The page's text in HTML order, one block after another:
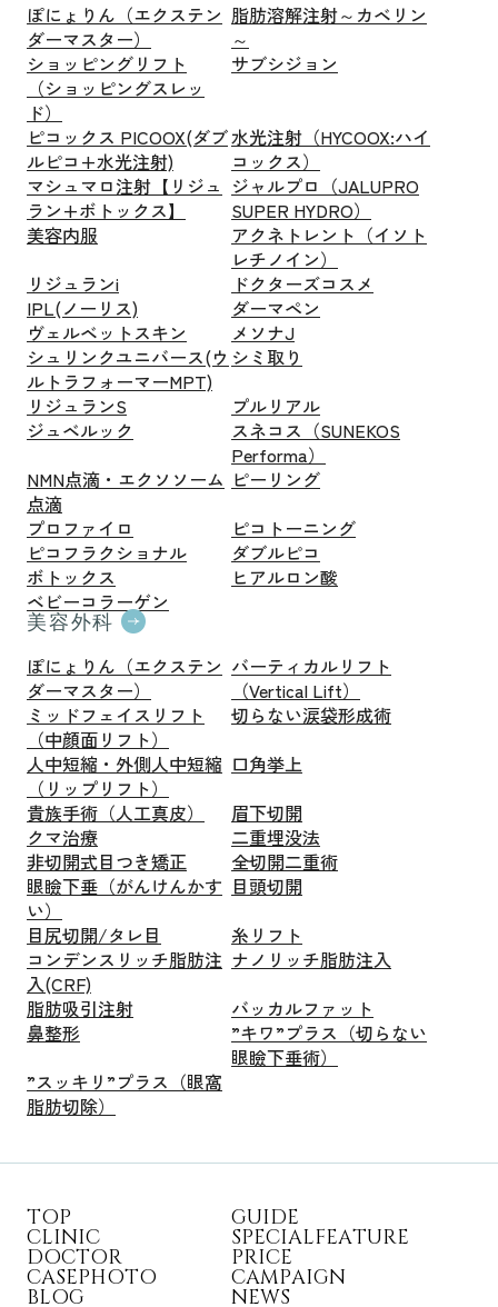
ぽにょりん（エクステン
ダーマスター）
脂肪溶解注射～カベリン
～
ショッピングリフト
（ショッピングスレッ
ド）
サブシジョン
ピコックス PICOOX(ダブ
ルピコ+水光注射)
水光注射（HYCOOX:ハイ
コックス）
マシュマロ注射【リジュ
ラン+ボトックス】
ジャルプロ（JALUPRO
SUPER HYDRO）
美容内服
アクネトレント（イソト
レチノイン）
リジュランi
ドクターズコスメ
IPL(ノーリス)
ダーマペン
ヴェルベットスキン
メソナJ
シュリンクユニバース(ウ
ルトラフォーマーMPT)
シミ取り
リジュランS
プルリアル
ジュベルック
スネコス（SUNEKOS
Performa）
NMN点滴・エクソソーム
点滴
ピーリング
プロファイロ
ピコトーニング
ピコフラクショナル
ダブルピコ
ボトックス
ヒアルロン酸
ベビーコラーゲン
美容外科
ぽにょりん（エクステン
ダーマスター）
バーティカルリフト
（Vertical Lift）
ミッドフェイスリフト
（中顔面リフト）
切らない涙袋形成術
人中短縮・外側人中短縮
（リップリフト）
口角挙上
貴族手術（人工真皮）
眉下切開
クマ治療
二重埋没法
非切開式目つき矯正
全切開二重術
眼瞼下垂（がんけんかす
い）
目頭切開
目尻切開/タレ目
糸リフト
コンデンスリッチ脂肪注
入(CRF)
ナノリッチ脂肪注入
脂肪吸引注射
バッカルファット
鼻整形
”キワ”プラス（切らない
眼瞼下垂術）
”スッキリ”プラス（眼窩
脂肪切除）
TOP GUIDE
CLINIC SPECIALFEATURE
DOCTOR PRICE
CASEPHOTO CAMPAIGN
BLOG NEWS